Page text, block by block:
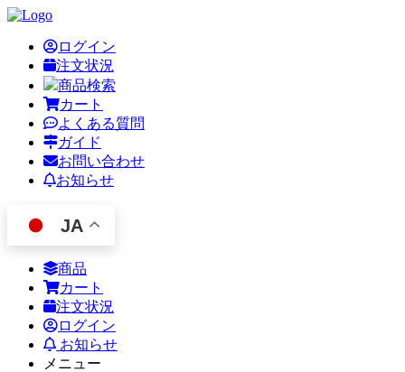
ログイン
注文状況
商品検索
カート
よくある質問
ガイド
お問い合わせ
お知らせ
JA
商品
カート
注文状況
ログイン
お知らせ
メニュー